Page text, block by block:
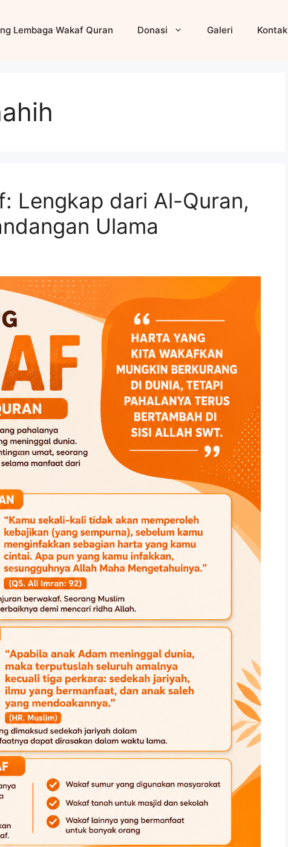
Lembaga Wakaf Quran Donasi Galeri Kontak
Lengkap dari Al-Quran,
Ulama